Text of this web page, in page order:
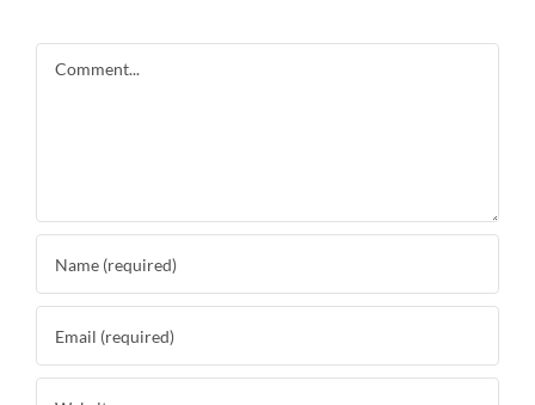
Comment